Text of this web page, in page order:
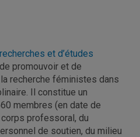
et d’études
promouvoir et de
recherche féministes dans
Il constitue un
membres (en date de
professoral, du
de soutien, du milieu